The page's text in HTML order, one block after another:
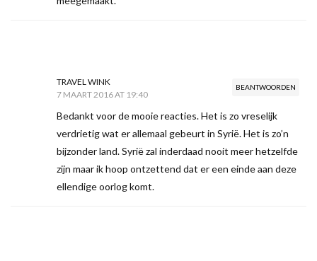
BEANTWOORDEN
TRAVEL WINK
7 MAART 2016 AT 19:40
Bedankt voor de mooie reacties. Het is zo vreselijk
verdrietig wat er allemaal gebeurt in Syrië. Het is zo’n
bijzonder land. Syrië zal inderdaad nooit meer hetzelfde
zijn maar ik hoop ontzettend dat er een einde aan deze
ellendige oorlog komt.